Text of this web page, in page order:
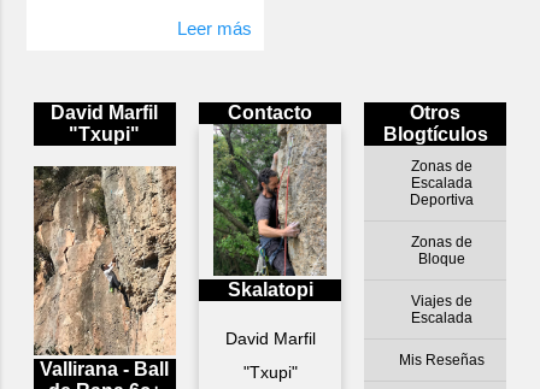
Leer más
Otros
Blogtículos
Zonas de
Escalada
Deportiva
Zonas de
Bloque
Viajes de
Escalada
Mis Reseñas
David Marfil
"Txupi"
Vallirana - Ball
Contacto
Skalatopi
David Marfil
"Txupi"